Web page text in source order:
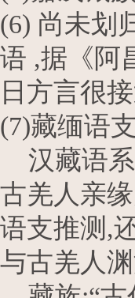
(6) 尚未划
语 ,据《阿
日方言很
(7)藏缅语
汉藏语系
古羌人亲
语支推测,
与古羌人